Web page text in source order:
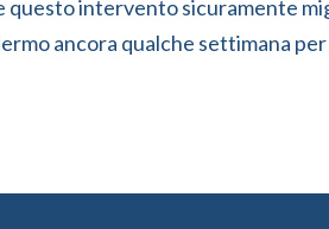
intervento sicuramente
ancora qualche settimana